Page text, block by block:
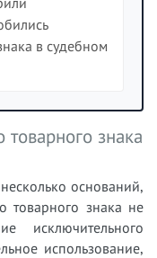
в судебном
знака
оснований,
товарного знака не
исключительного
использование,